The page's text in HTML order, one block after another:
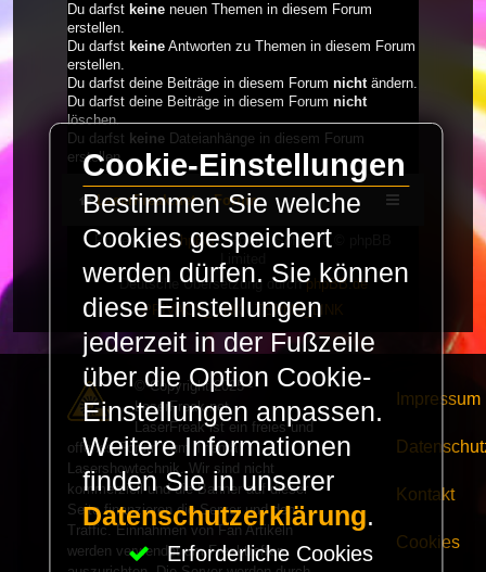
Du darfst keine neuen Themen in diesem Forum
erstellen.
Du darfst keine Antworten zu Themen in diesem Forum
erstellen.
Du darfst deine Beiträge in diesem Forum nichtändern.
Du darfst deine Beiträge in diesem Forum nicht
löschen.
Du darfst keine Dateianhänge in diesem Forum
erstellen.
LaserFreak.net Forum
Powered byphpBB® Forum Software © phpBB
Deutsche Übersetzung durchphpBB.de
PRIVACY_LINK | TERMS_LINK
© Copyright 2025 -
LaserFreak.net
LaserFreak ist ein freies und
offenes Forum zum Thema
Lasershowtechnik. Wir sind nicht
kommerziell und die Banner auf dieser
Seite finanzieren die Server und den
Traffic. Einnahmen von Fan Artikeln
werden verwendet um Freaktreffen
Impressum
Kontakt
Cookies
Cookie-Einstellungen
Bestimmen Sie welche
Cookies gespeichert
werden dürfen. Sie können
diese Einstellungen
jederzeit in der Fußzeile
über die Option Cookie-
Einstellungen anpassen.
Weitere Informationen
finden Sie in unserer
Datenschutzerklärung.
Erforderliche Cookies